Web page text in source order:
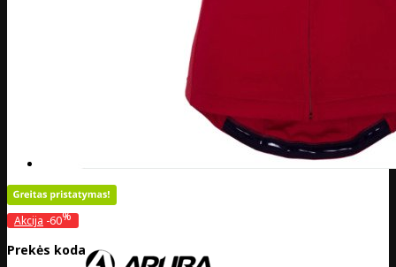
Akcija -60%
Prekės kodas: DE20-301-31285